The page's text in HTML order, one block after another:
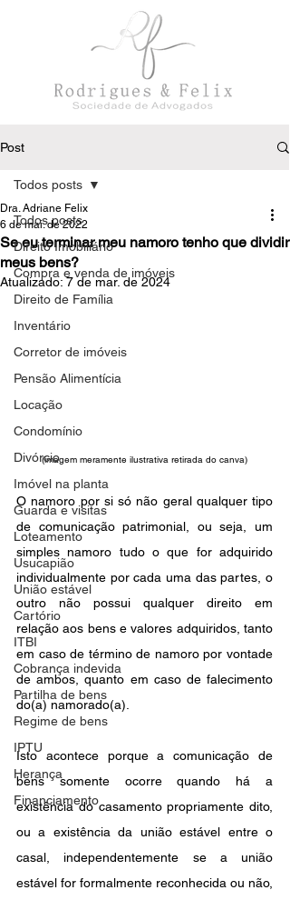
Post
Todos posts
Direito Imobiliário
Compra e venda de imóveis
Direito de Família
Inventário
Corretor de imóveis
Pensão Alimentícia
Locação
Condomínio
Divórcio
Imóvel na planta
Guarda e visitas
Loteamento
Usucapião
União estável
Cartório
ITBI
Cobrança indevida
Partilha de bens
Regime de bens
IPTU
Herança
Financiamento
Todos posts
Se eu terminar meu namoro tenho que dividir
meus bens?
Dra. Adriane Felix
6 de mai. de 2022
Atualizado:7 de mar. de 2024
(imagem meramente ilustrativa retirada do canva)
O namoro por si só não geral qualquer tipo
de comunicação patrimonial, ou seja, um
simples namoro tudo o que for adquirido
individualmente por cada uma das partes, o
outro não possui qualquer direito em
relação aos bens e valores adquiridos, tanto
em caso de término de namoro por vontade
de ambos, quanto em caso de falecimento
do(a) namorado(a).
Isto acontece porque a comunicação de
bens somente ocorre quando há a
existência do casamento propriamente dito,
ou a existência da união estável entre o
casal, independentemente se a união
estável for formalmente reconhecida ou não,